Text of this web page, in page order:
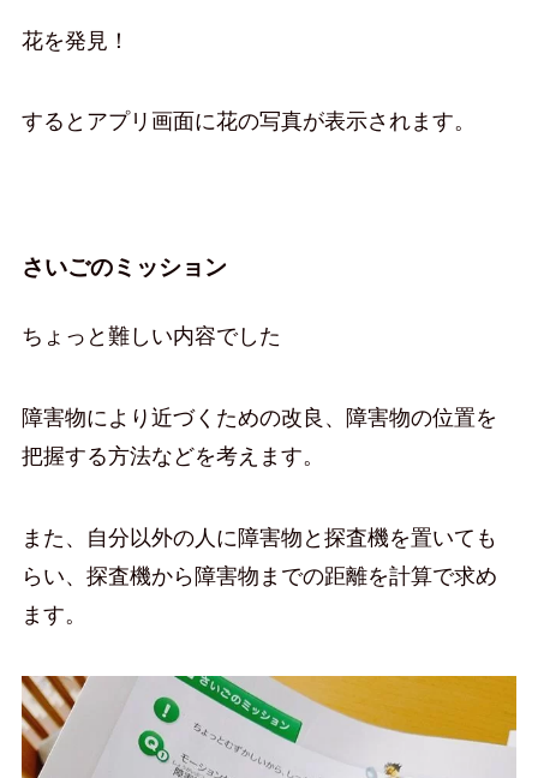
花を発見！
するとアプリ画面に花の写真が表示されます。
さいごのミッション
ちょっと難しい内容でした
障害物により近づくための改良、障害物の位置を
把握する方法などを考えます。
また、自分以外の人に障害物と探査機を置いても
らい、探査機から障害物までの距離を計算で求め
ます。